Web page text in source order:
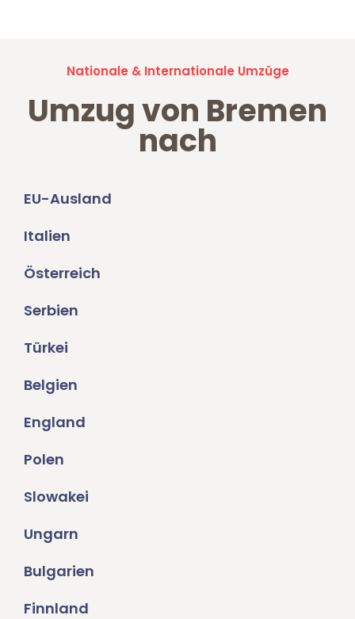
Nationale & Internationale Umzüge
Umzug von Bremen
nach
EU-Ausland
Italien
Österreich
Serbien
Türkei
Belgien
England
Polen
Slowakei
Ungarn
Bulgarien
Finnland